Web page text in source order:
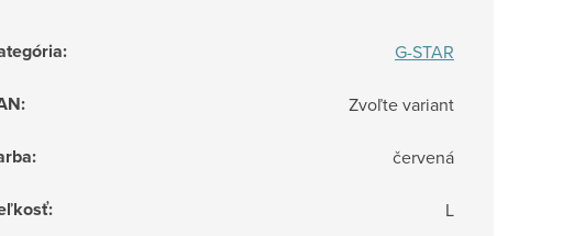
: G-STAR
: Zvoľte variant
: červená
: L